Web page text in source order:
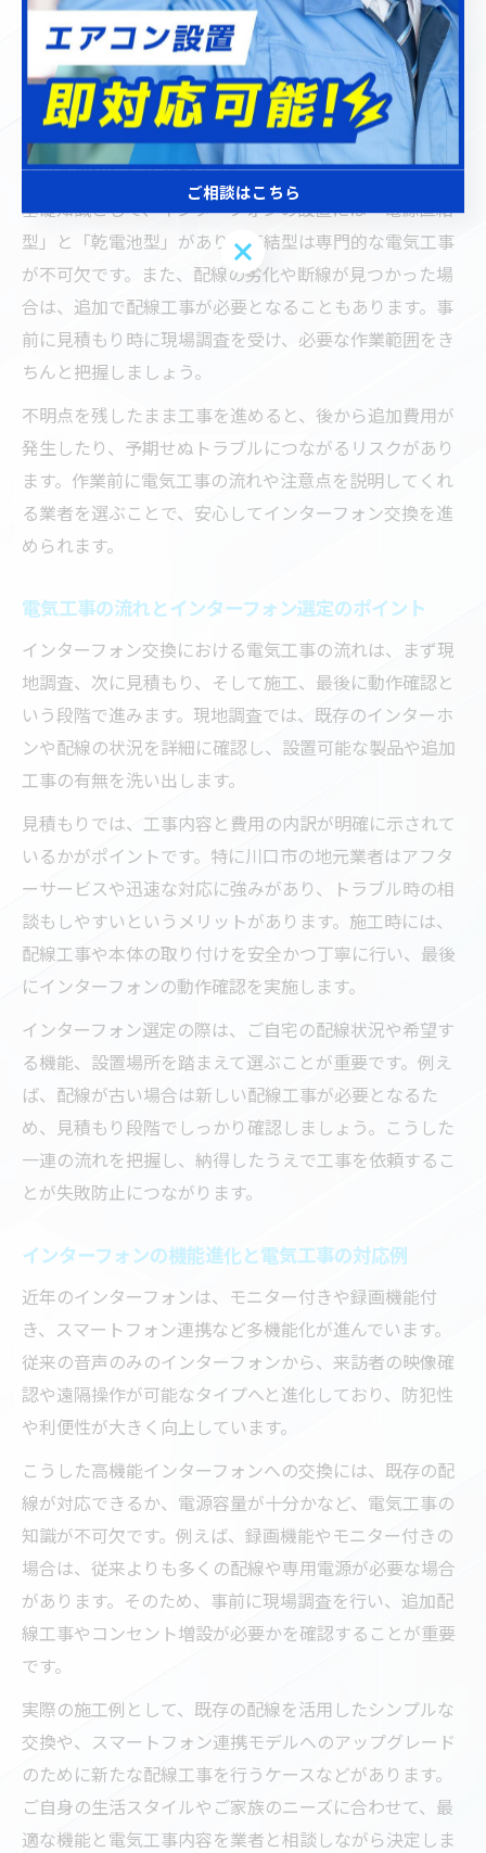
め、必ず有資格の電気工事士による施工が必要です。特
に埼玉県川口市のような住宅地では、既存の配線状況や
建物構造により工事内容が大きく変わる場合がありま
す。安全性と確実な作業のためにも、資格保有者による
工事を選ぶことが大切です。
基礎知識として、インターフォンの設置には「電源直結
型」と「乾電池型」があり、直結型は専門的な電気工事
が不可欠です。また、配線の劣化や断線が見つかった場
合は、追加で配線工事が必要となることもあります。事
前に見積もり時に現場調査を受け、必要な作業範囲をき
ちんと把握しましょう。
不明点を残したまま工事を進めると、後から追加費用が
発生したり、予期せぬトラブルにつながるリスクがあり
ます。作業前に電気工事の流れや注意点を説明してくれ
る業者を選ぶことで、安心してインターフォン交換を進
められます。
電気工事の流れとインターフォン選定のポイント
インターフォン交換における電気工事の流れは、まず現
地調査、次に見積もり、そして施工、最後に動作確認と
いう段階で進みます。現地調査では、既存のインターホ
ンや配線の状況を詳細に確認し、設置可能な製品や追加
工事の有無を洗い出します。
見積もりでは、工事内容と費用の内訳が明確に示されて
いるかがポイントです。特に川口市の地元業者はアフタ
ーサービスや迅速な対応に強みがあり、トラブル時の相
談もしやすいというメリットがあります。施工時には、
配線工事や本体の取り付けを安全かつ丁寧に行い、最後
にインターフォンの動作確認を実施します。
インターフォン選定の際は、ご自宅の配線状況や希望す
る機能、設置場所を踏まえて選ぶことが重要です。例え
ば、配線が古い場合は新しい配線工事が必要となるた
め、見積もり段階でしっかり確認しましょう。こうした
一連の流れを把握し、納得したうえで工事を依頼するこ
とが失敗防止につながります。
インターフォンの機能進化と電気工事の対応例
近年のインターフォンは、モニター付きや録画機能付
き、スマートフォン連携など多機能化が進んでいます。
従来の音声のみのインターフォンから、来訪者の映像確
認や遠隔操作が可能なタイプへと進化しており、防犯性
や利便性が大きく向上しています。
こうした高機能インターフォンへの交換には、既存の配
線が対応できるか、電源容量が十分かなど、電気工事の
知識が不可欠です。例えば、録画機能やモニター付きの
場合は、従来よりも多くの配線や専用電源が必要な場合
があります。そのため、事前に現場調査を行い、追加配
線工事やコンセント増設が必要かを確認することが重要
です。
実際の施工例として、既存の配線を活用したシンプルな
交換や、スマートフォン連携モデルへのアップグレード
のために新たな配線工事を行うケースなどがあります。
ご自身の生活スタイルやご家族のニーズに合わせて、最
適な機能と電気工事内容を業者と相談しながら決定しま
ご相談はこちら
ご相談はこちら